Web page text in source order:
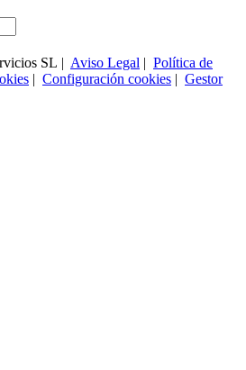
SL | Aviso Legal | Política de
| Configuración cookies | Gestor